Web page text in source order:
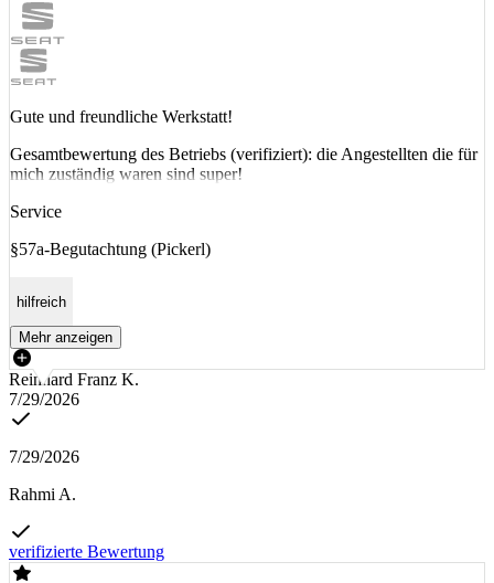
Gute und freundliche Werkstatt!
Gesamtbewertung des Betriebs (verifiziert): die Angestellten die für
mich zuständig waren sind super!
Service
§57a-Begutachtung (Pickerl)
hilfreich
Mehr anzeigen
Reinhard Franz K.
7/29/2026
7/29/2026
Rahmi A.
verifizierte Bewertung